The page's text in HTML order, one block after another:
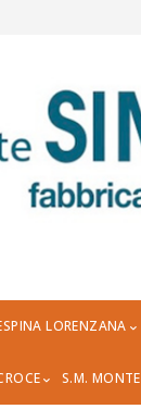
LORENZANA
S.M. MONTE